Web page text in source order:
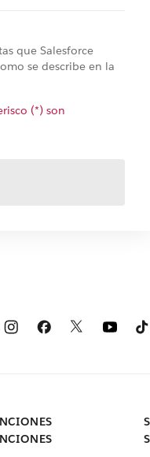
que Salesforce
se describe en la
(*) son